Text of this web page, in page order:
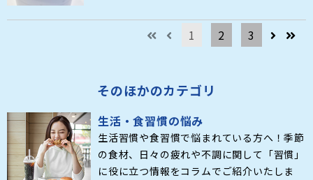
1 2 3
そのほかのカテゴリ
生活・食習慣の悩み
生活習慣や食習慣で悩まれている方へ！季節
の食材、日々の疲れや不調に関して「習慣」
に役に立つ情報をコラムでご紹介いたしま